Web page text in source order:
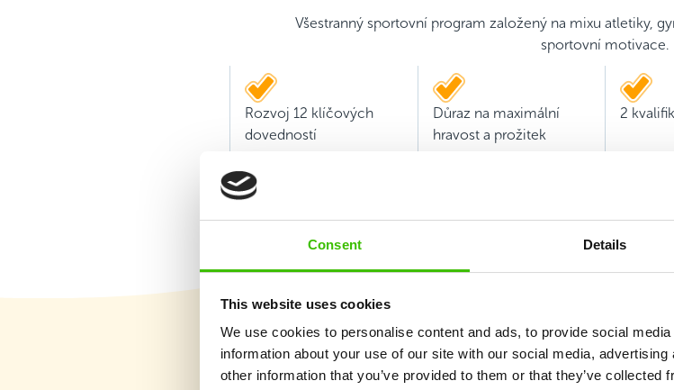
Consent Details
This website uses cookies
We use cookies to personalise content and ads, to provide social
information about your use of our site with our social media,
other information that you’ve provided to them or that they’ve collected
Všestranný sportovní program založený na mixu atletiky,
sportovní motivace.
Rozvoj 12 klíčových
dovedností
Důraz na maximální
hravost a prožitek
2